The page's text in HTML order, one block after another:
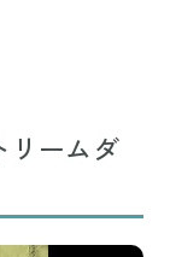
リームダ